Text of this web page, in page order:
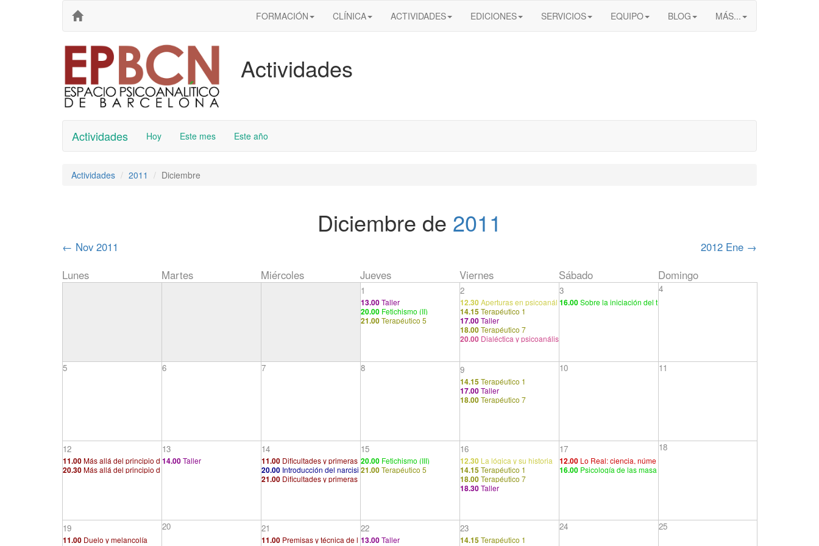
FORMACIÓN CLÍNICA ACTIVIDADES EDICIONES SERVICIOS EQUIPO BLOG MÁS...
Actividades
Actividades Hoy Este mes Este año
Actividades 2011 Diciembre
Diciembre de 2011
← Nov 2011 2012 Ene →
Lunes
Martes Miércoles Jueves Viernes Sábado Domingo
1
13.00Taller
20.00 Fetichismo (II)
21.00Terapéutico 5
2
12.30Aperturas en psicoanál
isis: presentación de propues
tas (2/2)
14.15Terapéutico 1
17.00Taller
18.00Terapéutico 7
20.00 Dialéctica y psicoanális
3
16.00Sobre la iniciación del t
4
5 6 7 8 9
14.15Terapéutico 1
17.00Taller
18.00Terapéutico 7
10 11
12
11.00Más allá del principio d
e placer (4/4)
20.30Más allá del principio d
13
14.00Taller
14
11.00 Dificultades y primeras
aproximaciones
20.00 Introducción del narcisi
smo (2/3) [Capítulo II]
21.00 Dificultades y primeras
15
20.00 Fetichismo (III)
21.00Terapéutico 5
16
12.30 La lógica y su historia
14.15Terapéutico 1
18.00Terapéutico 7
18.30Taller
17
12.00 Lo Real: ciencia, núme
ro, imposibilidad. Aproximaci
16.00 Psicología de las masa
18
19
11.00 Duelo y melancolía
20 21
11.00 Premisas y técnica de l
22
13.00Taller
23
14.15Terapéutico 1
24 25